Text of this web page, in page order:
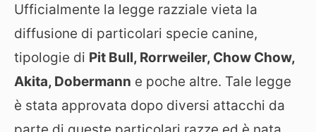
Ufficialmente la legge razziale vieta la
diffusione di particolari specie canine,
tipologie di Pit Bull, Rorrweiler, Chow Chow,
Akita, Dobermann e poche altre. Tale legge
è stata approvata dopo diversi attacchi da